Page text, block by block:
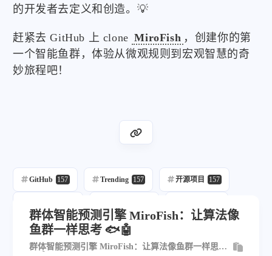
的开发者去定义和创造。💡
赶紧去 GitHub 上 clone MiroFish ，创建你的第
一个智能鱼群，体验从微观规则到宏观智慧的奇
妙旅程吧！
GitHub 157 Trending 157 开源项目 157
群体智能预测引擎 MiroFish：让算法像
鱼群一样思考 🐟🤖
群体智能预测引擎 MiroFish：让算法像鱼群一样思考